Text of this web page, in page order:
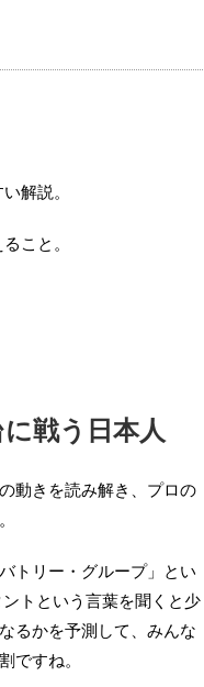
解説。
こと。
戦う日本人
動きを読み解き、プロの
トリー・グループ」とい
トという言葉を聞くと少
るかを予測して、みんな
ですね。